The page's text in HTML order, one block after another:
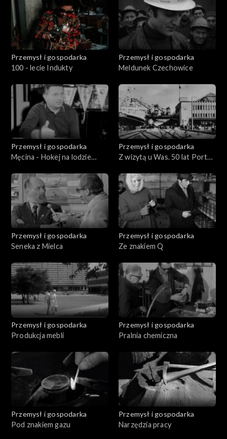
Przemysł i gospodarka
100 - lecie Indukty
Przemysł i gospodarka
Meldunek Czechowice
Przemysł i gospodarka
Męcina - Hokej na lodzie
Przemysł i gospodarka
Z wizytą u Was. 50 lat Portu
Przemysł i gospodarka
Seneka z Mielca
Przemysł i gospodarka
Ze znakiem Q
Przemysł i gospodarka
Produkcja mebli
Przemysł i gospodarka
Pralnia chemiczna
Przemysł i gospodarka
Pod znakiem gazu
Przemysł i gospodarka
Narzędzia pracy